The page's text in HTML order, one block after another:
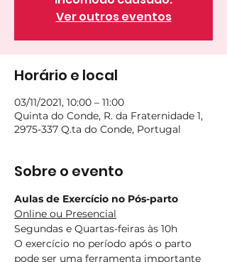
Ver outros eventos
Horário e local
03/11/2021, 10:00 – 11:00
Quinta do Conde, R. da Fraternidade 1,
2975-337 Q.ta do Conde, Portugal
Sobre o evento
Aulas de Exercício no Pós-parto
Online ou Presencial
Segundas e Quartas-feiras às 10h
O exercício no período após o parto
pode ser uma ferramenta importante